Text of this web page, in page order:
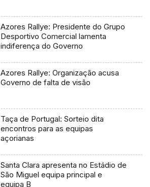
Azores Rallye: Presidente do Grupo
Desportivo Comercial lamenta
indiferença do Governo
Azores Rallye: Organização acusa
Governo de falta de visão
Taça de Portugal: Sorteio dita
encontros para as equipas
açorianas
Santa Clara apresenta no Estádio de
São Miguel equipa principal e
equipa B